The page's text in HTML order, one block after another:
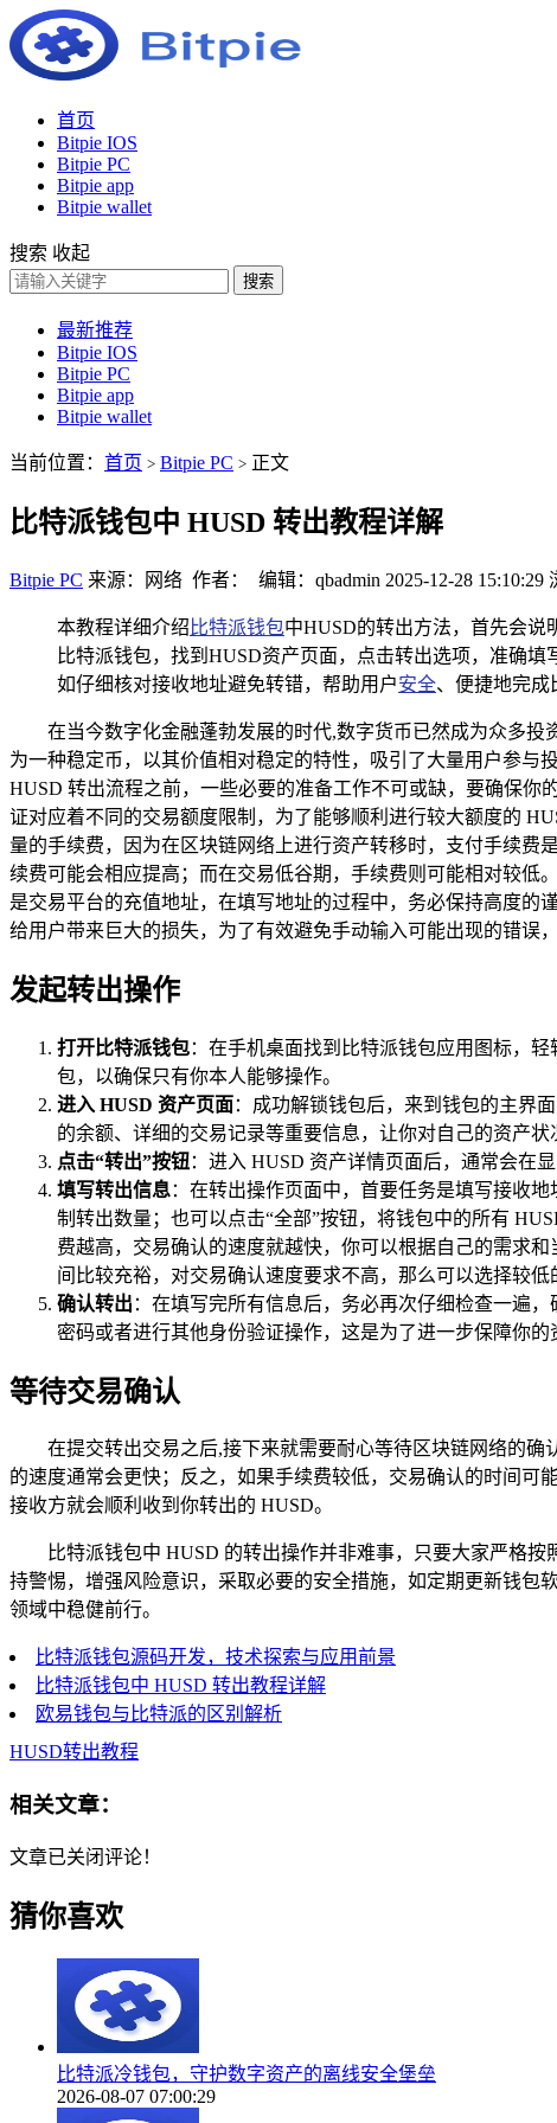
首页
Bitpie IOS
Bitpie PC
Bitpie app
Bitpie wallet
搜索 收起
搜索
最新推荐
Bitpie IOS
Bitpie PC
Bitpie app
Bitpie wallet
当前位置： 首页 > Bitpie PC > 正文
比特派钱包中 HUSD 转出教程详解
Bitpie PC 来源：网络 作者： 编辑：qbadmin 2025-12-28 15:10:29
本教程详细介绍 比特派钱包中HUSD的转出方法，首先会说
比特派钱包，找到HUSD资产页面，点击转出选项，准确
如仔细核对接收地址避免转错，帮助用户安全、便捷地完成
在当今数字化金融蓬勃发展的时代,数字货币已然成为众多
为一种稳定币，以其价值相对稳定的特性，吸引了大量用户参与
HUSD 转出流程之前，一些必要的准备工作不可或缺，要确保
证对应着不同的交易额度限制，为了能够顺利进行较大额度的
量的手续费，因为在区块链网络上进行资产转移时，支付手续
续费可能会相应提高；而在交易低谷期，手续费则可能相对较低
是交易平台的充值地址，在填写地址的过程中，务必保持高度
给用户带来巨大的损失，为了有效避免手动输入可能出现的错误
发起转出操作
打开比特派钱包：在手机桌面找到比特派钱包应用图标，
包，以确保只有你本人能够操作。
进入 HUSD 资产页面：成功解锁钱包后，来到钱包的主界
的余额、详细的交易记录等重要信息，让你对自己的资产状
点击“转出”按钮：进入 HUSD 资产详情页面后，通常会在
填写转出信息：在转出操作页面中，首要任务是填写接收
制转出数量；也可以点击“全部”按钮，将钱包中的所有
费越高，交易确认的速度就越快，你可以根据自己的需求
间比较充裕，对交易确认速度要求不高，那么可以选择较低
确认转出 ：在填写完所有信息后，务必再次仔细检查一遍
密码或者进行其他身份验证操作，这是为了进一步保障你
等待交易确认
在提交转出交易之后,接下来就需要耐心等待区块链网络的
的速度通常会更快；反之，如果手续费较低，交易确认的时间可
接收方就会顺利收到你转出的 HUSD。
比特派钱包中 HUSD 的转出操作并非难事，只要大家严格
持警惕，增强风险意识，采取必要的安全措施，如定期更新钱包
领域中稳健前行。
比特派钱包源码开发，技术探索与应用前景
比特派钱包中 HUSD 转出教程详解
欧易钱包与比特派的区别解析
HUSD转出教程
相关文章：
文章已关闭评论！
猜你喜欢
比特派冷钱包，守护数字资产的离线安全堡垒
2026-08-07 07:00:29